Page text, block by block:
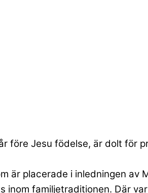
före Jesu födelse, är dolt för
är placerade i inledningen
familjetraditionen. Där